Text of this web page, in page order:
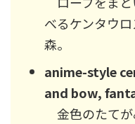
べるケンタウ
森。
anime-style
and bow,
金色のたて